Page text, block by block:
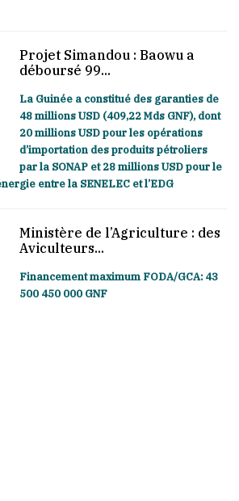
Projet Simandou : Baowu a
déboursé 99...
La Guinée a constitué des garanties de
48 millions USD (409,22 Mds GNF), dont
20 millions USD pour les opérations
d’importation des produits pétroliers
par la SONAP et 28 millions USD pour le
entre la SENELEC et l’EDG
Ministère de l’Agriculture : des
Aviculteurs...
Financement maximum FODA/GCA: 43
500 450 000 GNF